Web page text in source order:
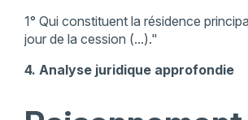
1° Qui constituent la résidence
jour de la cession (...)."​
4. Analyse juridique approfondie